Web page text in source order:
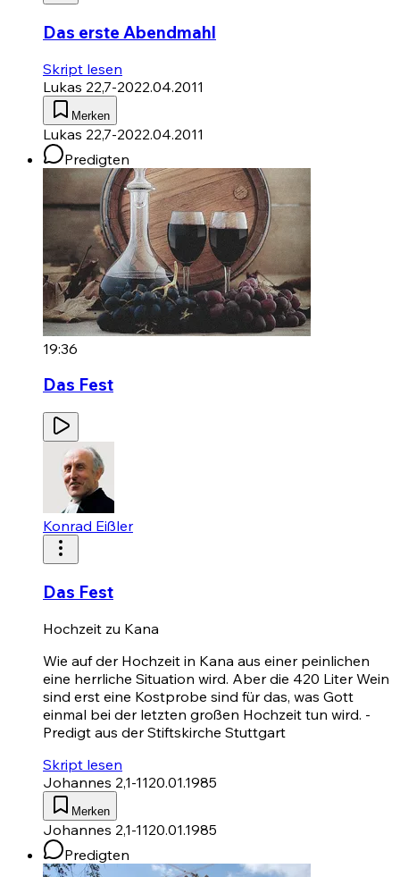
Das erste Abendmahl
Skript lesen
Lukas 22,7-2022.04.2011
Merken
Lukas 22,7-2022.04.2011
Predigten
19:36
Das Fest
Konrad Eißler
Das Fest
Hochzeit zu Kana
Wie auf der Hochzeit in Kana aus einer peinlichen
eine herrliche Situation wird. Aber die 420 Liter Wein
sind erst eine Kostprobe sind für das, was Gott
einmal bei der letzten großen Hoch­zeit tun wird. -
Predigt aus der Stiftskirche Stuttgart
Skript lesen
Johannes 2,1-1120.01.1985
Merken
Johannes 2,1-1120.01.1985
Predigten